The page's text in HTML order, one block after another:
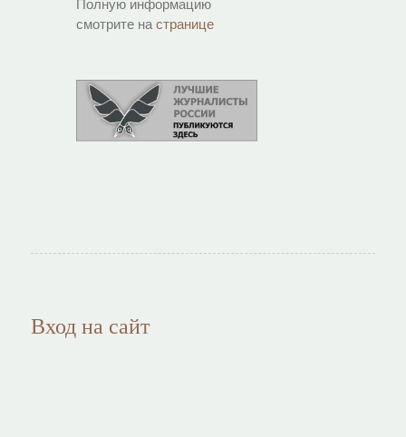
Полную информацию
смотрите на странице
Вход на сайт